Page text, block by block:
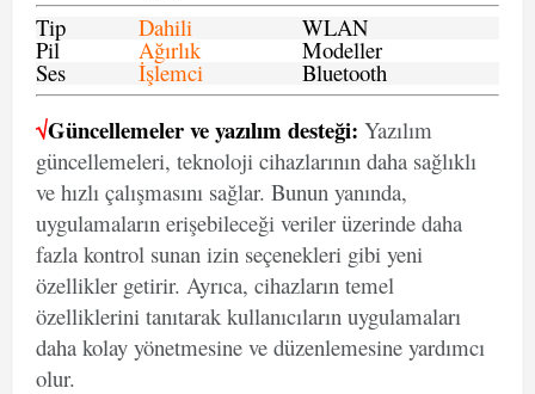
Tip
Dahili WLAN
Pil Ağırlık Modeller
Ses İşlemci Bluetooth
√Güncellemeler ve yazılım desteği: Yazılım
güncellemeleri, teknoloji cihazlarının daha sağlıklı
ve hızlı çalışmasını sağlar. Bunun yanında,
uygulamaların erişebileceği veriler üzerinde daha
fazla kontrol sunan izin seçenekleri gibi yeni
özellikler getirir. Ayrıca, cihazların temel
özelliklerini tanıtarak kullanıcıların uygulamaları
daha kolay yönetmesine ve düzenlemesine yardımcı
olur.